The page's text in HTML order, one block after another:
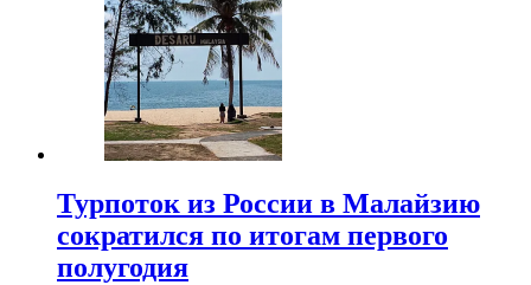
Турпоток из России в Малайзию
сократился по итогам первого
полугодия